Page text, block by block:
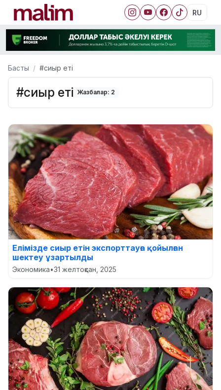
RU
Басты #сиыр еті
#сиыр еті Жазбалар: 2
Елімізде сиыр етін экспорттауға қойылған
шектеу ұзартылды
Экономика•31 желтоқсан, 2025